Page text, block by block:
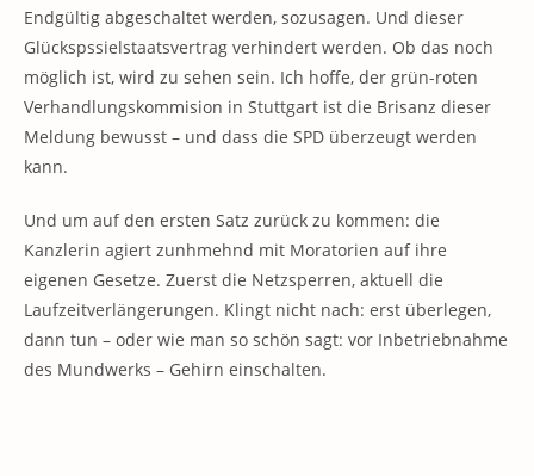
Endgültig abgeschaltet werden, sozusagen. Und dieser
Glückspssielstaatsvertrag verhindert werden. Ob das noch
möglich ist, wird zu sehen sein. Ich hoffe, der grün-roten
Verhandlungskommision in Stuttgart ist die Brisanz dieser
Meldung bewusst – und dass die SPD überzeugt werden
kann.
Und um auf den ersten Satz zurück zu kommen: die
Kanzlerin agiert zunhmehnd mit Moratorien auf ihre
eigenen Gesetze. Zuerst die Netzsperren, aktuell die
Laufzeitverlängerungen. Klingt nicht nach: erst überlegen,
dann tun – oder wie man so schön sagt: vor Inbetriebnahme
des Mundwerks – Gehirn einschalten.